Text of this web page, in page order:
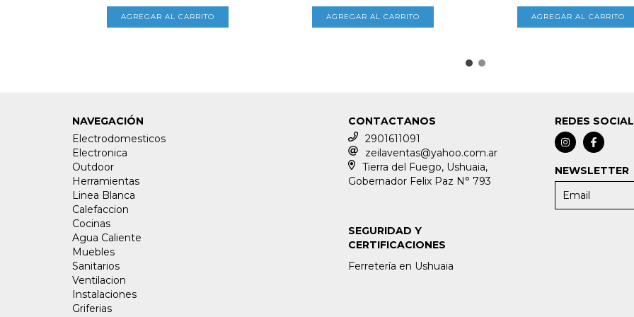
NAVEGACIÓN
Electrodomesticos
Electronica
Outdoor
Herramientas
Linea Blanca
Calefaccion
Cocinas
Agua Caliente
Muebles
Sanitarios
Ventilacion
Instalaciones
Griferias
CONTACTANOS
2901611091
zeilaventas@yahoo.com.ar
Tierra del Fuego, Ushuaia,
Gobernador Felix Paz N° 793
REDES
NEWSLETTER
SEGURIDAD Y
CERTIFICACIONES
Ferretería en Ushuaia